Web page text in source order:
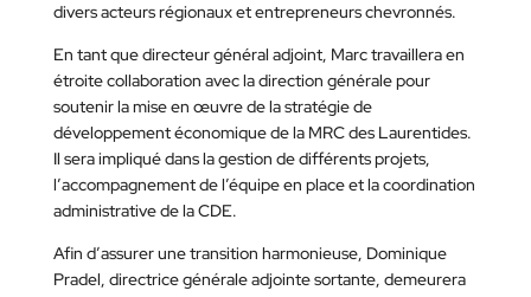
divers acteurs régionaux et entrepreneurs chevronnés.
En tant que directeur général adjoint, Marc travaillera en
étroite collaboration avec la direction générale pour
soutenir la mise en œuvre de la stratégie de
développement économique de la MRC des Laurentides.
Il sera impliqué dans la gestion de différents projets,
l’accompagnement de l’équipe en place et la coordination
administrative de la CDE.
Afin d’assurer une transition harmonieuse, Dominique
Pradel, directrice générale adjointe sortante, demeurera